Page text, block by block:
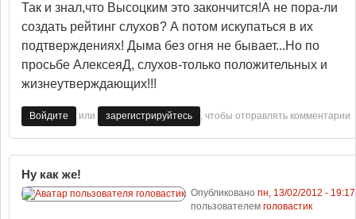
Так и знал,что Высоцким это закончится!А не пора-ли
создать рейтинг слухов? А потом искупаться в их
подтверждениях! Дыма без огня не бывает...Но по
просьбе АлексеяД, слухов-только положительных и
жизнеутверждающих!!!
Войдите или зарегистрируйтесь , чтобы отправлять комментарии
Ну как же!
Опубликовано пн, 13/02/2012 - 19:17
пользователем головастик